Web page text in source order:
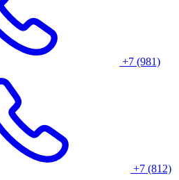
+7 (981)
+7 (812)